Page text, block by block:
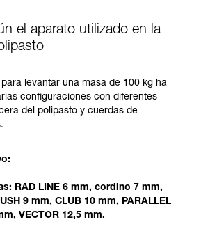
Usted debe comprender la
de la ficha técnica para poder
este complemento informativo.
específico. Confirme a
profesional su capacidad para
técnicas, solo y con total
de ejecutarlas de forma
Pueden existir otras que no
el aparato utilizado en la
levantar una masa de 100 kg ha
configuraciones con diferentes
del polipasto y cuerdas de
RAD LINE 6 mm, cordino 7 mm,
9 mm, CLUB 10 mm, PARALLEL
VECTOR 12,5 mm.